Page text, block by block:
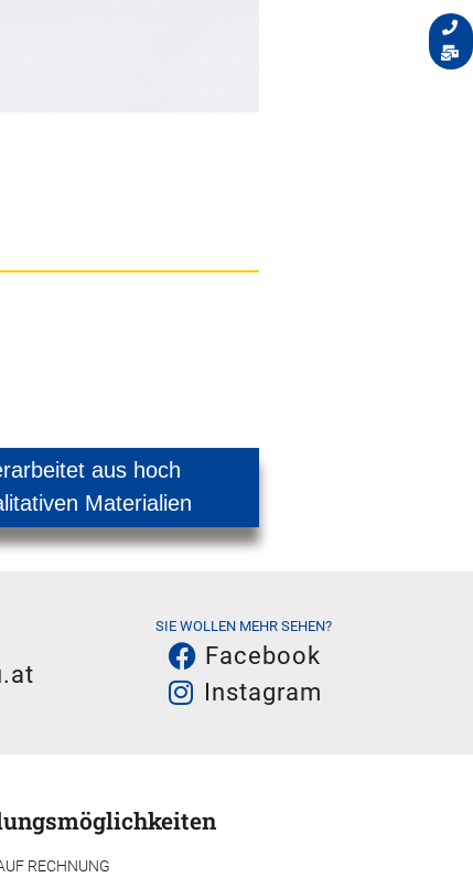
aus hoch
Materialien
SIE WOLLEN MEHR SEHEN?
Facebook
Instagram
RECHNUNG